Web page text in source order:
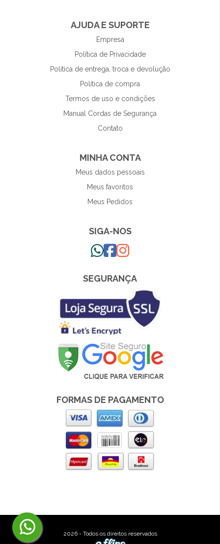
AJUDA E SUPORTE
Empresa
Política de Privacidade
Política de entrega, troca e devolução
Política de compra
Termos de uso e condições
Manual Cordas de Segurança
Contato
MINHA CONTA
Meus dados pessoais
Meus favoritos
Meus Pedidos
SIGA-NOS
SEGURANÇA
FORMAS DE PAGAMENTO
2026 - Todos os direitos reservados